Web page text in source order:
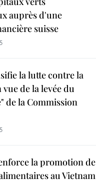
auprès d'une
suisse
la lutte contre la
de la levée du
de la Commission
la promotion de
au Vietnam